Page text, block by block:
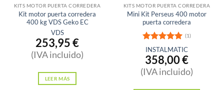
en
la
página
de
producto
KITS MOTOR PUERTA CORREDERA
Kit motor puerta corredera
400 kg VDS Geko EC
VDS
253,95€
(IVA incluido)
LEER MÁS
KITS MOTOR PUERTA CORREDERA
Mini Kit Perseus 400 motor
puerta corredera
Valorado
con5de 5
(1)
INSTALMATIC
358,00€
(IVA incluido)